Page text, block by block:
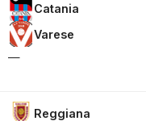
Catania
Varese
—
Reggiana